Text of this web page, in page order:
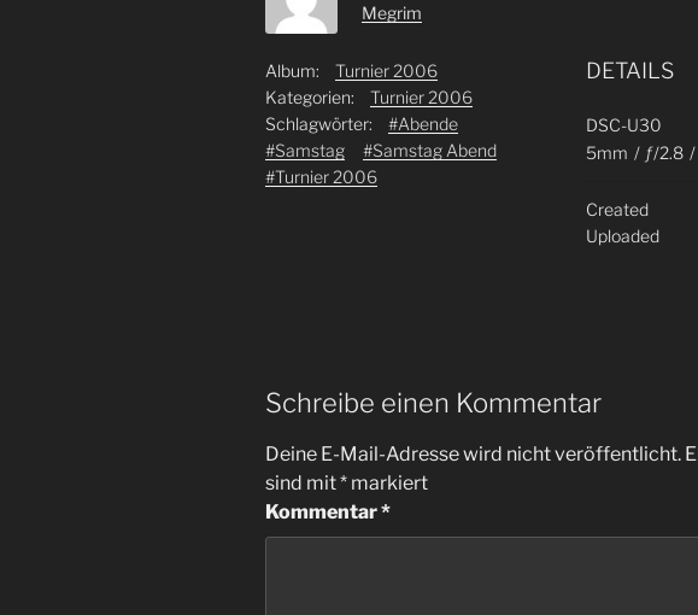
Megrim
Album:
Turnier 2006
Kategorien:
Turnier 2006
Schlagwörter:
#Abende
#Samstag
#Samstag Abend
#Turnier 2006
DETAILS
DSC-U30
5mm / ƒ/2.8 /
Created
Uploaded
Schreibe einen Kommentar
Deine E-Mail-Adresse wird nicht veröffentlicht.
sind mit* markiert
Kommentar*